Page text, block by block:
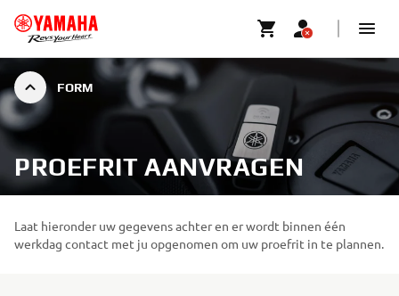
FORM
PROEFRIT AANVRAGEN
Laat hieronder uw gegevens achter en er wordt binnen één
werkdag contact met ju opgenomen om uw proefrit in te plannen.